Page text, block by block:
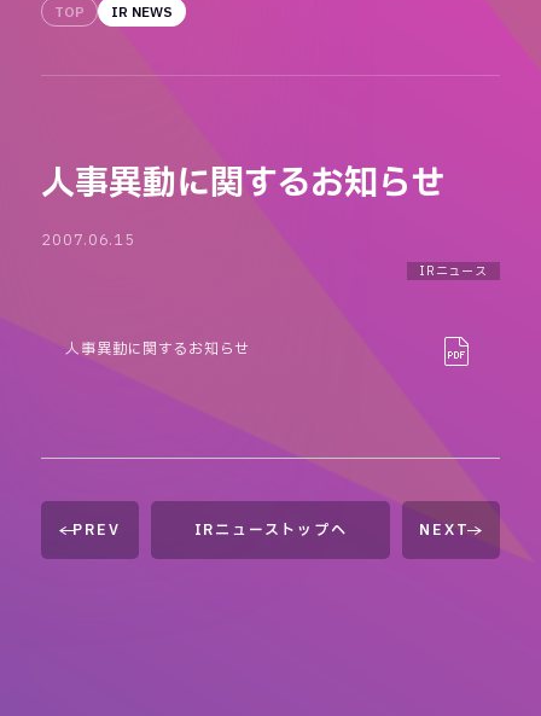
COMPANY
IR
TOP IR NEWS
人事異動に関するお知らせ
2007.06.15
IRニュース
人事異動に関するお知らせ
PREV IRニューストップへ NEXT